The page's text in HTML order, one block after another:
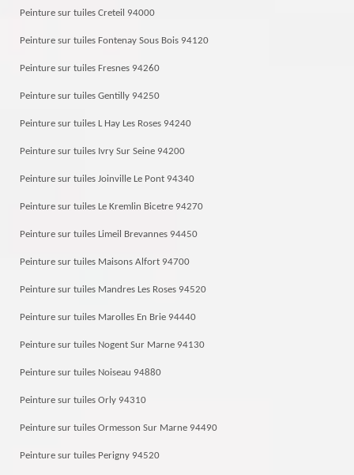
Peinture sur tuiles Creteil 94000
Peinture sur tuiles Fontenay Sous Bois 94120
Peinture sur tuiles Fresnes 94260
Peinture sur tuiles Gentilly 94250
Peinture sur tuiles L Hay Les Roses 94240
Peinture sur tuiles Ivry Sur Seine 94200
Peinture sur tuiles Joinville Le Pont 94340
Peinture sur tuiles Le Kremlin Bicetre 94270
Peinture sur tuiles Limeil Brevannes 94450
Peinture sur tuiles Maisons Alfort 94700
Peinture sur tuiles Mandres Les Roses 94520
Peinture sur tuiles Marolles En Brie 94440
Peinture sur tuiles Nogent Sur Marne 94130
Peinture sur tuiles Noiseau 94880
Peinture sur tuiles Orly 94310
Peinture sur tuiles Ormesson Sur Marne 94490
Peinture sur tuiles Perigny 94520